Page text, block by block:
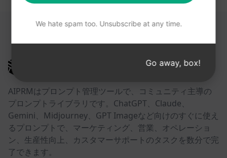
AIPRMはプロンプト管理ツールで、コミュニティ主導の
プロンプトライブラリです。ChatGPT、Claude、
Gemini、Midjourney、GPT Imageなど向けのすぐに使え
るプロンプトで、マーケティング、営業、オペレーショ
ン、生産性向上、カスタマーサポートのタスクを数分で完
了できます。
We hate spam too. Unsubscribe at any time.
Go away, box!